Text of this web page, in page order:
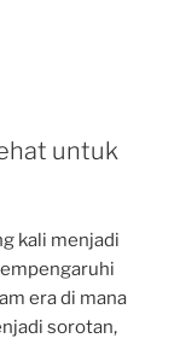
untuk
kali menjadi
era di mana
sorotan,